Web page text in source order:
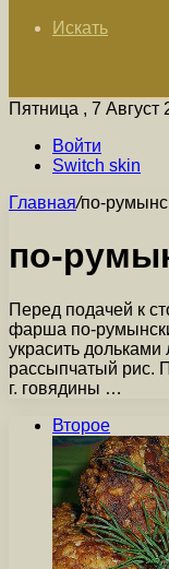
Искать
Пятница , 7 Август
Войти
Switch skin
Главная/по-
по-
Перед подачей к
фарша по-
украсить
рассыпчатый рис.
г. говядины …
Второе